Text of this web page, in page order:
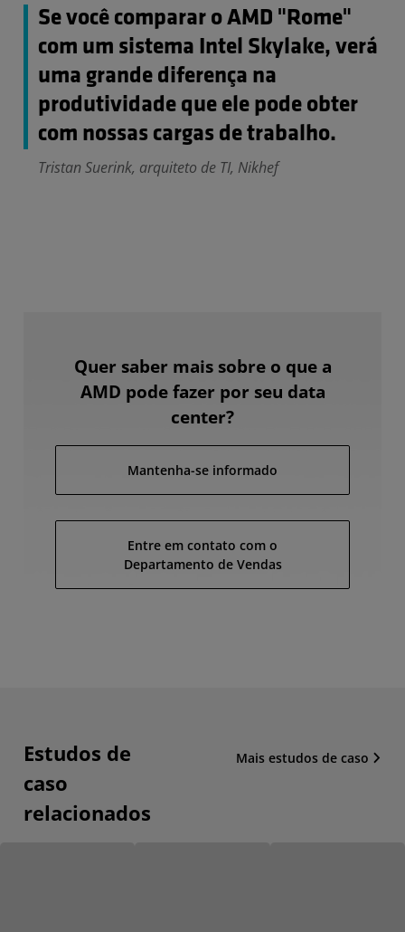
Se você comparar o AMD "Rome"
com um sistema Intel Skylake, verá
uma grande diferença na
produtividade que ele pode obter
com nossas cargas de trabalho.
Tristan Suerink, arquiteto de TI, Nikhef
Quer saber mais sobre o que a
AMD pode fazer por seu data
center?
Mantenha-se informado
Entre em contato com o
Departamento de Vendas
Estudos de
caso
relacionados
Mais estudos de caso